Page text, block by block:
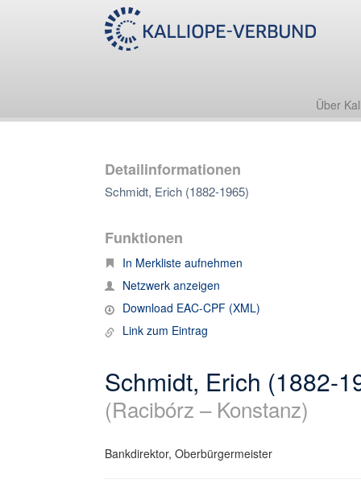
Über
Detailinformationen
Schmidt, Erich (1882-1965)
Funktionen
In Merkliste aufnehmen
Netzwerk anzeigen
Download EAC-CPF (XML)
Link zum Eintrag
Schmidt, Erich (1882-
(Racibórz – Konstanz)
Bankdirektor, Oberbürgermeister